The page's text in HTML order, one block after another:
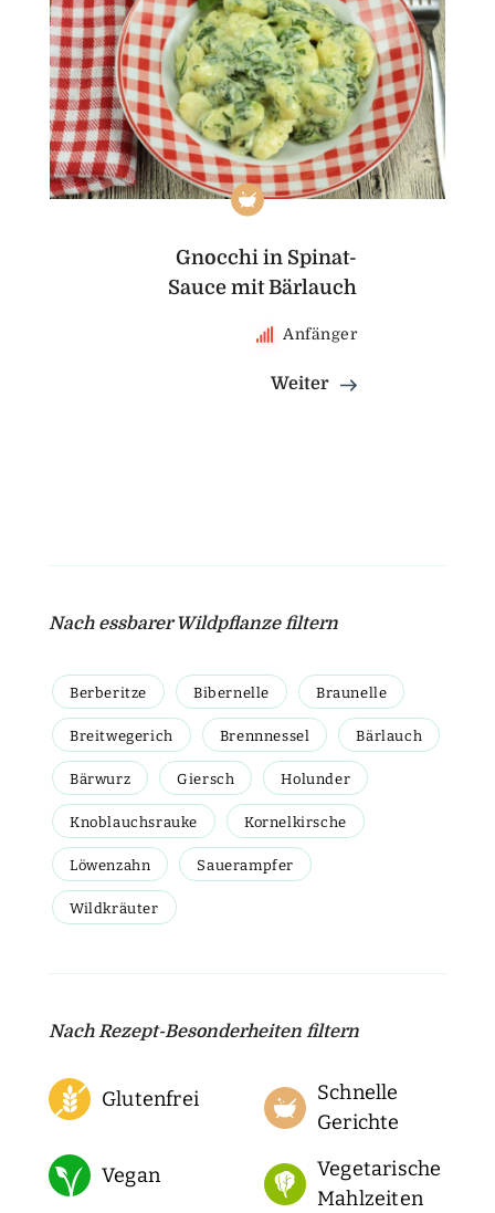
Gnocchi in Spinat-
Sauce mit Bärlauch
Anfänger
Weiter
Nach essbarer Wildpflanze filtern
Berberitze Bibernelle Braunelle
Breitwegerich Brennnessel Bärlauch
Bärwurz Giersch Holunder
Knoblauchsrauke Kornelkirsche
Löwenzahn Sauerampfer
Wildkräuter
Nach Rezept-Besonderheiten filtern
Glutenfrei
Schnelle
Gerichte
Vegan
Vegetarische
Mahlzeiten